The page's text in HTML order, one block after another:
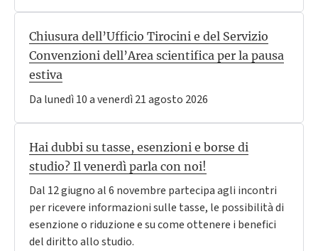
Chiusura dell’Ufficio Tirocini e del Servizio
Convenzioni dell’Area scientifica per la pausa
estiva
Da lunedì 10 a venerdì 21 agosto 2026
Hai dubbi su tasse, esenzioni e borse di
studio? Il venerdì parla con noi!
Dal 12 giugno al 6 novembre partecipa agli incontri
per ricevere informazioni sulle tasse, le possibilità di
esenzione o riduzione e su come ottenere i benefici
del diritto allo studio.